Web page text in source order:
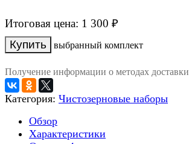
Итоговая цена: 1 300 ₽
выбранный комплект
Получение информации о методах доставки
Категория: Чистозерновые наборы
Обзор
Характеристики